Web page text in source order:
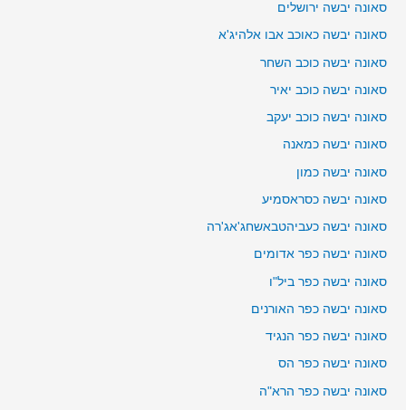
סאונה יבשה ירושלים
סאונה יבשה כאוכב אבו אלהיג'א
סאונה יבשה כוכב השחר
סאונה יבשה כוכב יאיר
סאונה יבשה כוכב יעקב
סאונה יבשה כמאנה
סאונה יבשה כמון
סאונה יבשה כסראסמיע
סאונה יבשה כעביהטבאשחג'אג'רה
סאונה יבשה כפר אדומים
סאונה יבשה כפר ביל"ו
סאונה יבשה כפר האורנים
סאונה יבשה כפר הנגיד
סאונה יבשה כפר הס
סאונה יבשה כפר הרא"ה